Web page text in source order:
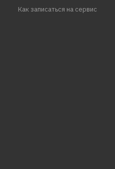
Как записаться на сервис